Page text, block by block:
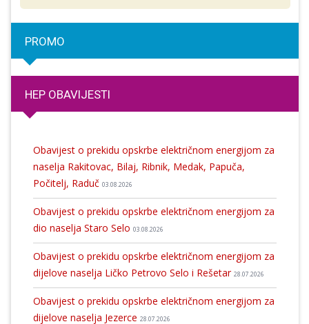
PROMO
HEP OBAVIJESTI
Obavijest o prekidu opskrbe električnom energijom za
naselja Rakitovac, Bilaj, Ribnik, Medak, Papuča,
Počitelj, Raduč 03.08.2026
Obavijest o prekidu opskrbe električnom energijom za
dio naselja Staro Selo 03.08.2026
Obavijest o prekidu opskrbe električnom energijom za
dijelove naselja Ličko Petrovo Selo i Rešetar 28.07.2026
Obavijest o prekidu opskrbe električnom energijom za
dijelove naselja Jezerce 28.07.2026